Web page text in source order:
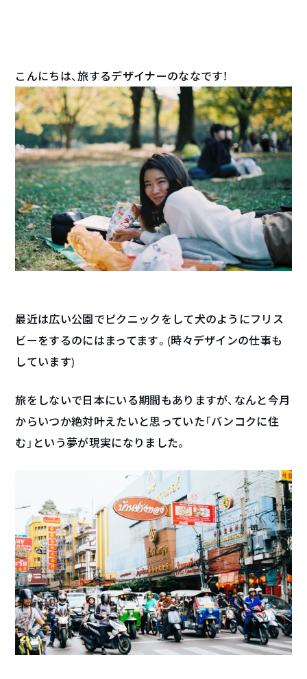
こんにちは、旅するデザイナーのななです！
最近は広い公園でピクニックをして犬のようにフリス
ビーをするのにはまってます。(時々デザインの仕事も
しています)
旅をしないで日本にいる期間もありますが、なんと今月
からいつか絶対叶えたいと思っていた「バンコクに住
む」という夢が現実になりました。